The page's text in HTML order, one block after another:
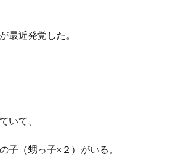
最近発覚した。
いて、
子（甥っ子×２）がいる。